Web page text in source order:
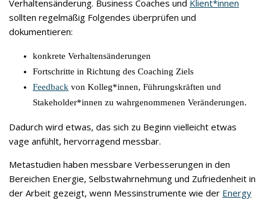
Verhaltensänderung. Business Coaches und Klient*innen
sollten regelmäßig Folgendes überprüfen und
dokumentieren:
konkrete Verhaltensänderungen
Fortschritte in Richtung des Coaching Ziels
Feedback von Kolleg*innen, Führungskräften und
Stakeholder*innen zu wahrgenommenen Veränderungen.
Dadurch wird etwas, das sich zu Beginn vielleicht etwas
vage anfühlt, hervorragend messbar.
Metastudien haben messbare Verbesserungen in den
Bereichen Energie, Selbstwahrnehmung und Zufriedenheit in
der Arbeit gezeigt, wenn Messinstrumente wie der Energy